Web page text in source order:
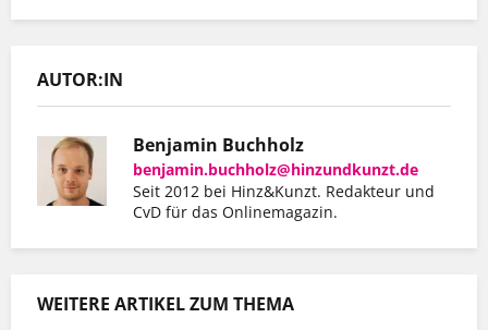
AUTOR:IN
Benjamin Buchholz
benjamin.buchholz@hinzundkunzt.de
Seit 2012 bei Hinz&Kunzt. Redakteur und
CvD für das Onlinemagazin.
WEITERE ARTIKEL ZUM THEMA